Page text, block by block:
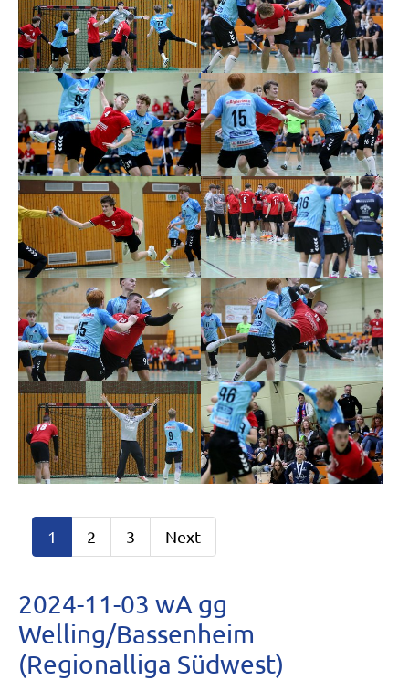
1 2 3 Next
2024-11-03 wA gg
Welling/Bassenheim
(Regionalliga Südwest)